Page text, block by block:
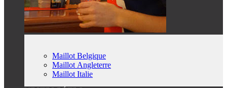
Maillot Belgique
Maillot Angleterre
Maillot Italie